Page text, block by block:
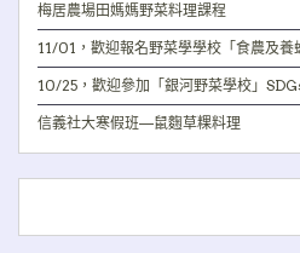
梅居農場田媽媽野菜料理課程
11/01，歡迎報名野菜學學校「食農及養
10/25，歡迎參加「銀河野菜學校」
信義社大寒假班—鼠麴草粿料理